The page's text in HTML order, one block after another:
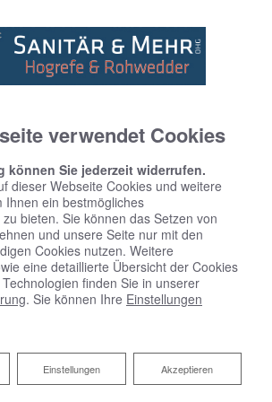
Bad? Aber sicher!
verwendet Cookies
können Sie jederzeit widerrufen.
dieser Webseite Cookies und weitere
Ihnen ein bestmögliches
bieten. Sie können das Setzen von
und unsere Seite nur mit den
Cookies nutzen. Weitere
eine detaillierte Übersicht der Cookies
finden Sie in unserer
. Sie können Ihre Einstellungen
Akzeptieren
Einstellungen